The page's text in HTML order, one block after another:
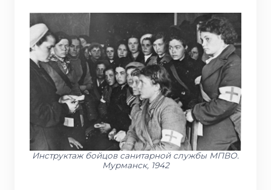
Инструктаж бойцов санитарной службы МПВО.
Мурманск, 1942